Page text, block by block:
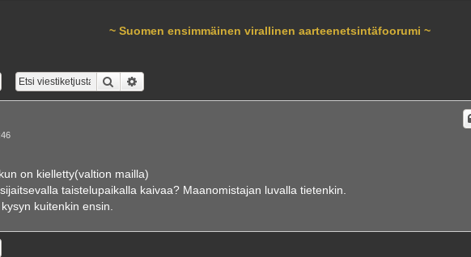
~ Suomen ensimmäinen virallinen aarteenetsintäfoorumi ~
Etsi
on kielletty(valtion mailla)
taistelupaikalla kaivaa? Maanomistajan luvalla tietenkin.
kuitenkin ensin.